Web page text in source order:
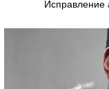
Исправление